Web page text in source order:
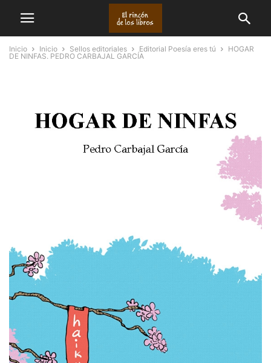
Inicio Inicio Sellos editoriales Editorial Poesía eres tú
HOGAR
DE NINFAS. PEDRO CARBAJAL GARCÍA